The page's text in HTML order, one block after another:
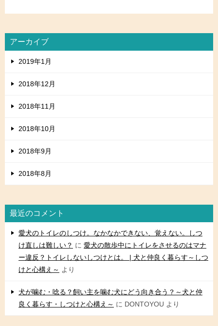
アーカイブ
2019年1月
2018年12月
2018年11月
2018年10月
2018年9月
2018年8月
最近のコメント
愛犬のトイレのしつけ。なかなかできない、覚えない。しつ
け直しは難しい？ に 愛犬の散歩中にトイレをさせるのはマナ
ー違反？トイレしないしつけとは。 | 犬と仲良く暮らす～しつ
けと心構え～ より
犬が噛む・唸る？飼い主を噛む犬にどう向き合う？～犬と仲
良く暮らす・しつけと心構え～ に DONTOYOU より